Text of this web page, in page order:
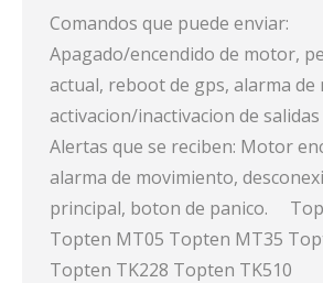
Comandos que puede enviar:
Apagado/encendido de motor,
actual, reboot de gps, alarma de
activacion/inactivacion de
Alertas que se reciben: Motor
alarma de movimiento,
principal, boton de panico.
Topten MT05 Topten MT35
Topten TK228 Topten TK510